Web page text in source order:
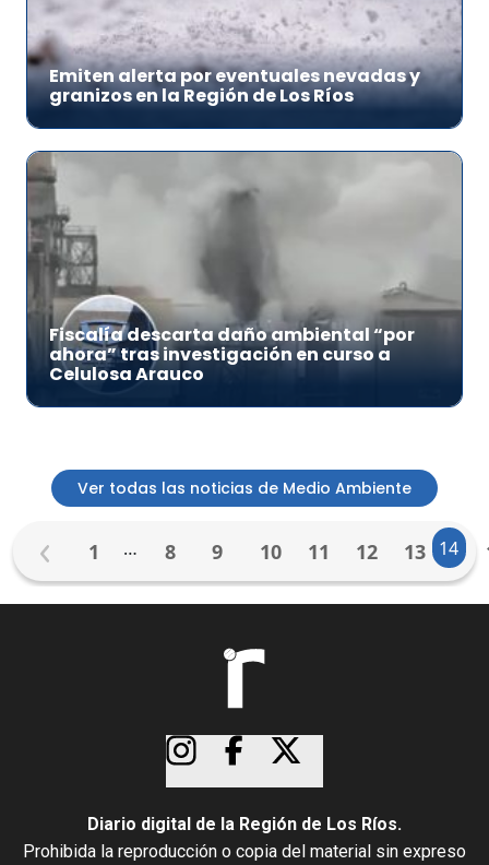
Emiten alerta por eventuales nevadas y
granizos en la Región de Los Ríos
Fiscalía descarta daño ambiental “por
ahora” tras investigación en curso a
Celulosa Arauco
Ver todas las noticias de Medio Ambiente
1 … 8 9 10 11 12 13 14
Diario digital de la Región de Los Ríos.
Prohibida la reproducción o copia del material sin expreso